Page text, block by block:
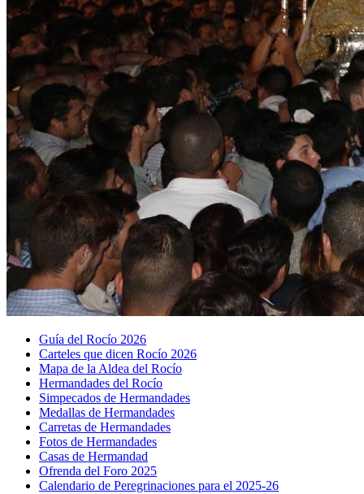
Guía del Rocío 2026
Carteles que dicen Rocío 2026
Mapa de la Aldea del Rocío
Hermandades del Rocío
Simpecados de Hermandades
Medallas de Hermandades
Carretas de Hermandades
Fotos de Hermandades
Casas de Hermandad
Ofrenda del Foro 2025
Calendario de Peregrinaciones para el 2025-26